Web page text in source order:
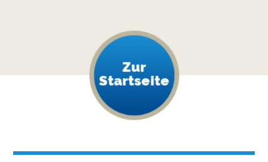
Zur
Startseite